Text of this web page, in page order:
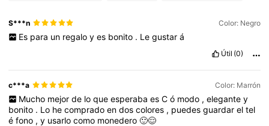
S***n Color: Negro
Es para un regalo y es bonito . Le gustar á
Útil (0)
c***a Color: Marrón
Mucho mejor de lo que esperaba es C ó modo , elegante y
bonito . Lo hecompradoendoscolores , puedesguardareltel
éfono ,y usarlocomo monedero🙂😌